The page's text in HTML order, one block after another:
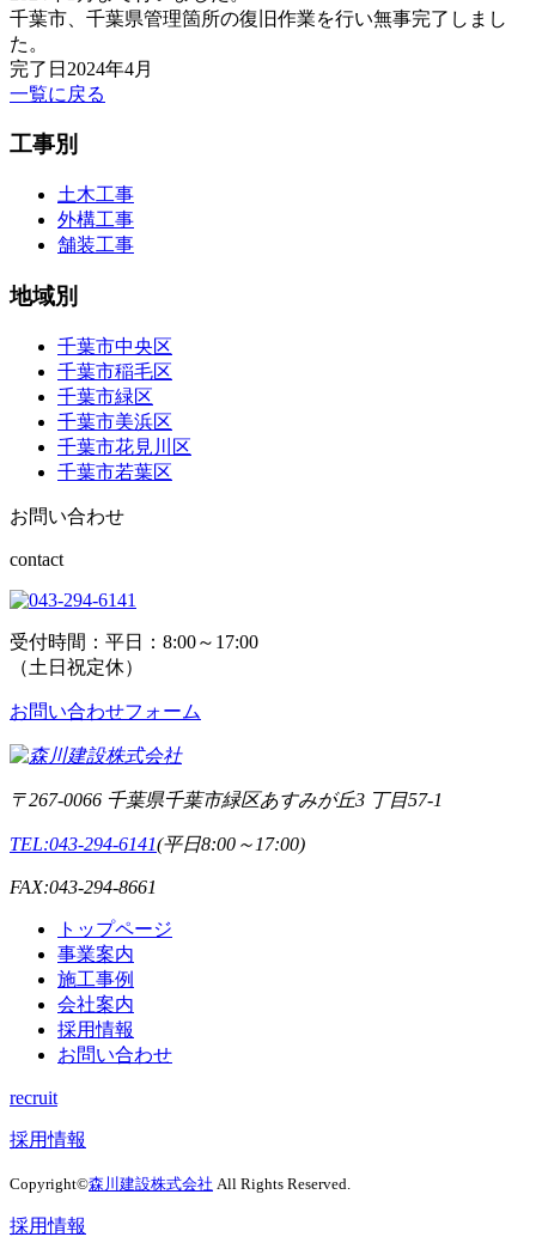
千葉市、千葉県管理箇所の復旧作業を行い無事完了しまし
た。
完了日2024年4月
一覧に戻る
工事別
土木工事
外構工事
舗装工事
地域別
千葉市中央区
千葉市稲毛区
千葉市緑区
千葉市美浜区
千葉市花見川区
千葉市若葉区
お問い合わせ
contact
受付時間：平日：8:00～17:00
（土日祝定休）
お問い合わせフォーム
〒267-0066 千葉県千葉市緑区あすみが丘3 丁目57-1
TEL:043-294-6141(平日8:00～17:00)
FAX:043-294-8661
トップページ
事業案内
施工事例
会社案内
採用情報
お問い合わせ
recruit
採用情報
Copyright©森川建設株式会社 All Rights Reserved.
採用情報